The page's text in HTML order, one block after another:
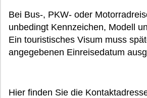
Bei Bus-, PKW- oder
unbedingt Kennzeichen, Modell
Ein touristisches Visum muss
angegebenen Einreisedatum
Hier finden Sie die